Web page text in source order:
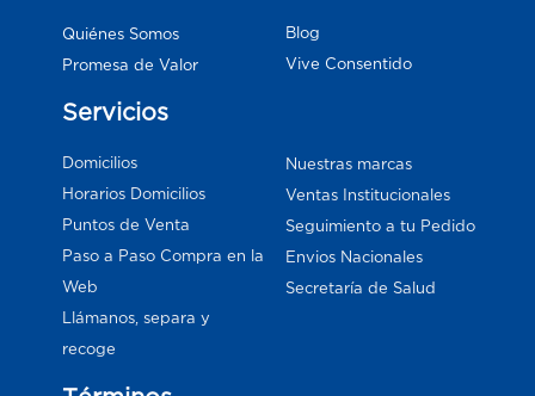
Quiénes Somos
Promesa de Valor
Blog
Vive Consentido
Servicios
Domicilios
Horarios Domicilios
Puntos de Venta
Paso a Paso Compra en la
Web
Llámanos, separa y
recoge
Nuestras marcas
Ventas Institucionales
Seguimiento a tu Pedido
Envios Nacionales
Secretaría de Salud